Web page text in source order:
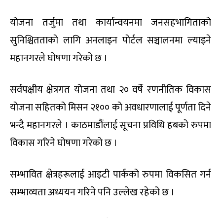
योजना तर्जुमा तथा कार्यान्वयनमा जनसहभागिताको
सुनिश्चितताको लागि अनलाइन पोर्टल सञ्चालनमा ल्याइने
महानगरले घोषणा गरेको छ ।
सर्वपक्षीय क्षेत्रगत योजना तथा २० वर्षे रणनीतिक विकास
योजना सहितको मिसन २१०० को अवधारणालाई पूर्णता दिने
भन्दै महानगरले । काठमाडौंलाई सूचना प्रविधि हबको रुपमा
विकास गरिने घोषणा गरेको छ ।
सम्भावित क्षेत्रहरूलाई आइटी पार्कको रुपमा विकसित गर्न
सम्भाव्यता अध्ययन गरिने पनि उल्लेख रहेको छ ।